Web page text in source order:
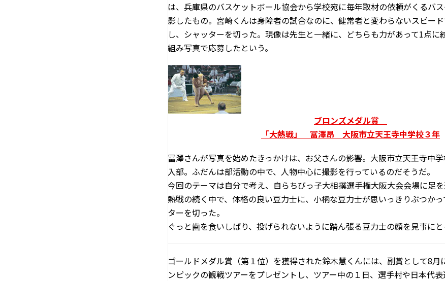
は、兵庫県のバスケットボール協会から学校宛に毎年取材の依頼がくるバ
影したもの。宮崎くんは身障者の試合なのに、健常者と変わらないスピー
し、シャッターを切った。現像は先生と一緒に、どちらも力があって1点に
組み写真で応募したという。
ブロンズメダル賞
「大熱戦」 冨澤昂 大阪市立天王寺中学校３年
冨澤さんが写真を始めたきっかけは、お父さんの影響。大阪市立天王寺中
入部。ふだんは部活動の中で、人物中心に撮影を行っているのだそうだ。
今回のテーマは自分で考え、自らちびっ子大相撲選手権大阪大会会場に足を
熱戦の続く中で、体格の良い豆力士に、小柄な豆力士が思いっきりぶつか
ターを切った。
ぐっと歯を食いしばり、投げられないように踏ん張る豆力士の顔を見事にと
ゴールドメダル賞（第１位）を獲得された鈴木慧くんには、副賞として8月
ンピックの観戦ツアーをプレゼントし、ツアー中の１日、選手村や日本代